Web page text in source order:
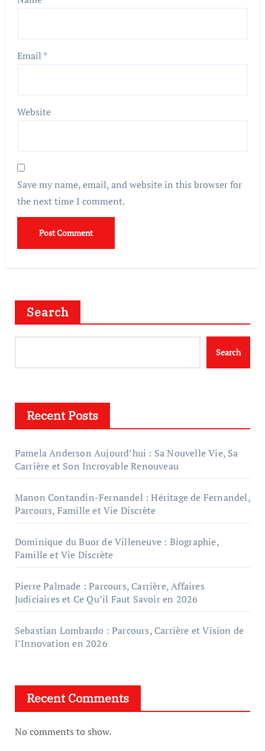
Email *
Website
Save my name, email, and website in this browser for
the next time I comment.
Search
Search
Recent Posts
Pamela Anderson Aujourd’hui : Sa Nouvelle Vie, Sa
Carrière et Son Incroyable Renouveau
Manon Contandin-Fernandel : Héritage de Fernandel,
Parcours, Famille et Vie Discrète
Dominique du Buor de Villeneuve : Biographie,
Famille et Vie Discrète
Pierre Palmade : Parcours, Carrière, Affaires
Judiciaires et Ce Qu’il Faut Savoir en 2026
Sebastian Lombardo : Parcours, Carrière et Vision de
l’Innovation en 2026
Recent Comments
No comments to show.